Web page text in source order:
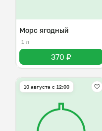
Морс ягодный
1 л
370 ₽
10 августа с 12:00